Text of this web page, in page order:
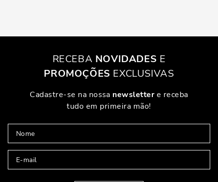
RECEBA NOVIDADES E
PROMOÇÕES EXCLUSIVAS
Cadastre-se na nossa newslettere receba
tudo em primeira mão!